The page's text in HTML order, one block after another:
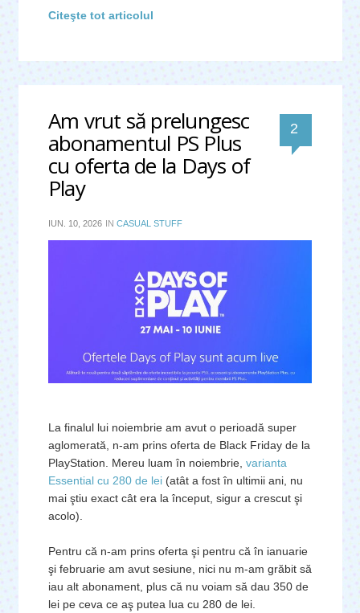
Citeşte tot articolul
Am vrut să prelungesc
abonamentul PS Plus
cu oferta de la Days of
Play
2
IUN. 10, 2026 IN CASUAL STUFF
La finalul lui noiembrie am avut o perioadă super
aglomerată, n-am prins oferta de Black Friday de la
PlayStation. Mereu luam în noiembrie, varianta
Essential cu 280 de lei (atât a fost în ultimii ani, nu
mai ştiu exact cât era la început, sigur a crescut şi
acolo).
Pentru că n-am prins oferta şi pentru că în ianuarie
şi februarie am avut sesiune, nici nu m-am grăbit să
iau alt abonament, plus că nu voiam să dau 350 de
lei pe ceva ce aş putea lua cu 280 de lei.